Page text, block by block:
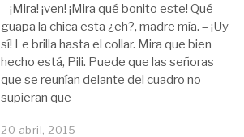
– ¡Mira! ¡ven! ¡Mira qué bonito este! Qué
guapa la chica esta ¿eh?, madre mía. – ¡Uy
sí! Le brilla hasta el collar. Mira que bien
hecho está, Pili. Puede que las señoras
que se reunían delante del cuadro no
supieran que
20 abril, 2015